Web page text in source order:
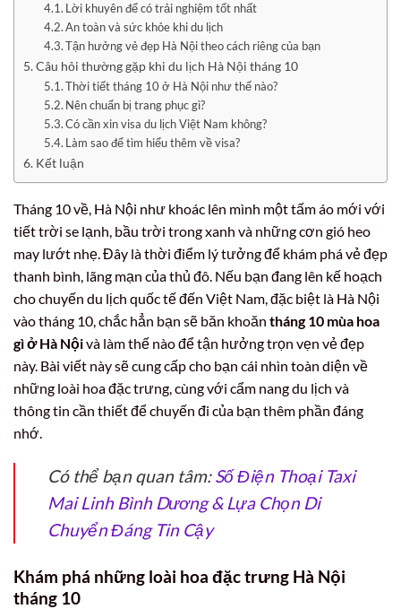
Lời khuyên để có trải nghiệm tốt nhất
An toàn và sức khỏe khi du lịch
Tận hưởng vẻ đẹp Hà Nội theo cách riêng của bạn
Câu hỏi thường gặp khi du lịch Hà Nội tháng 10
Thời tiết tháng 10 ở Hà Nội như thế nào?
Nên chuẩn bị trang phục gì?
Có cần xin visa du lịch Việt Nam không?
Làm sao để tìm hiểu thêm về visa?
Kết luận
Tháng 10 về, Hà Nội như khoác lên mình một tấm áo mới với
tiết trời se lạnh, bầu trời trong xanh và những cơn gió heo
may lướt nhẹ. Đây là thời điểm lý tưởng để khám phá vẻ đẹp
thanh bình, lãng mạn của thủ đô. Nếu bạn đang lên kế hoạch
cho chuyến du lịch quốc tế đến Việt Nam, đặc biệt là Hà Nội
vào tháng 10, chắc hẳn bạn sẽ băn khoăn tháng 10 mùa hoa
gì ở Hà Nộivà làm thế nào để tận hưởng trọn vẹn vẻ đẹp
này. Bài viết này sẽ cung cấp cho bạn cái nhìn toàn diện về
những loài hoa đặc trưng, cùng với cẩm nang du lịch và
thông tin cần thiết để chuyến đi của bạn thêm phần đáng
nhớ.
Có thể bạn quan tâm:Số Điện Thoại Taxi
Mai Linh Bình Dương & Lựa Chọn Di
Chuyển Đáng Tin Cậy
Khám phá những loài hoa đặc trưng Hà Nội
tháng 10